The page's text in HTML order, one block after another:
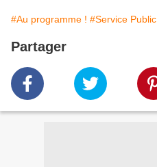
#Au programme ! #Service Public
Partager